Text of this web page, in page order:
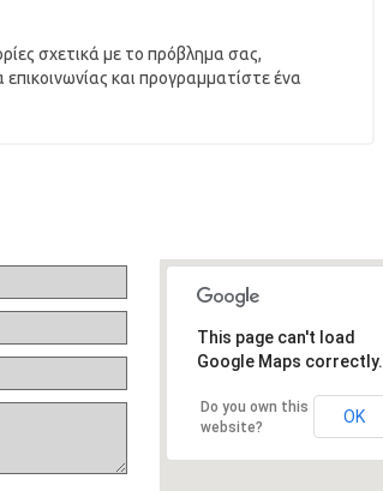
σχετικά με το πρόβλημα σας,
και προγραμματίστε ένα
This page can't load
Google Maps correctly.
Do you own this
website?
OK